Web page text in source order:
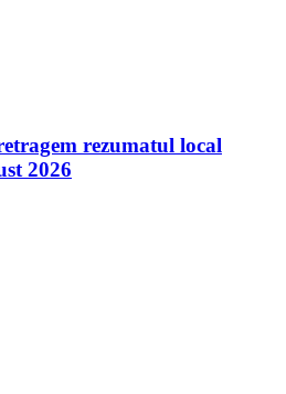
rezumatul local
2026